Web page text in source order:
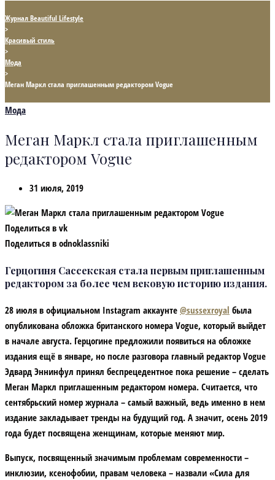
Журнал Beautiful Lifestyle
>
Красивый стиль
>
Мода
>
Меган Маркл стала приглашенным редактором Vogue
Мода
Меган Маркл стала приглашенным
редактором Vogue
31 июля, 2019
Поделиться в vk
Поделиться в odnoklassniki
Герцогиня Сассекская стала первым приглашенным
редактором за более чем вековую историю издания.
28 июля в официальном Instagram аккаунте @sussexroyal была
опубликована обложка британского номера Vogue, который выйдет
в начале августа. Герцогине предложили появиться на обложке
издания ещё в январе, но после разговора главный редактор Vogue
Эдвард Эннинфул принял беспрецедентное пока решение – сделать
Меган Маркл приглашенным редактором номера. Считается, что
сентябрьский номер журнала – самый важный, ведь именно в нем
издание закладывает тренды на будущий год. А значит, осень 2019
года будет посвящена женщинам, которые меняют мир.
Выпуск, посвященный значимым проблемам современности –
инклюзии, ксенофобии, правам человека – назвали «Сила для